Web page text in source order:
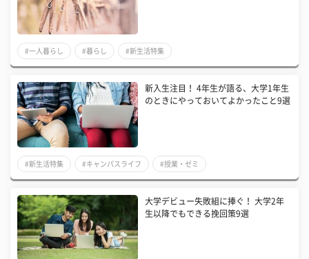
#一人暮らし #暮らし #新生活特集
新入生注目！ 4年生が語る、大学1年生
のときにやっておいてよかったこと9選
#新生活特集 #キャンパスライフ #授業・ゼミ
大学デビュー失敗組に捧ぐ！ 大学2年
生以降でもできる挽回策9選